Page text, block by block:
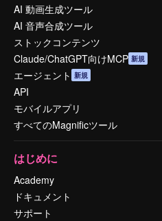
AI 動画生成ツール
AI 音声合成ツール
ストックコンテンツ
Claude/ChatGPT向けMCP 新規
エージェント 新規
API
モバイルアプリ
すべてのMagnificツール
はじめに
Academy
ドキュメント
サポート